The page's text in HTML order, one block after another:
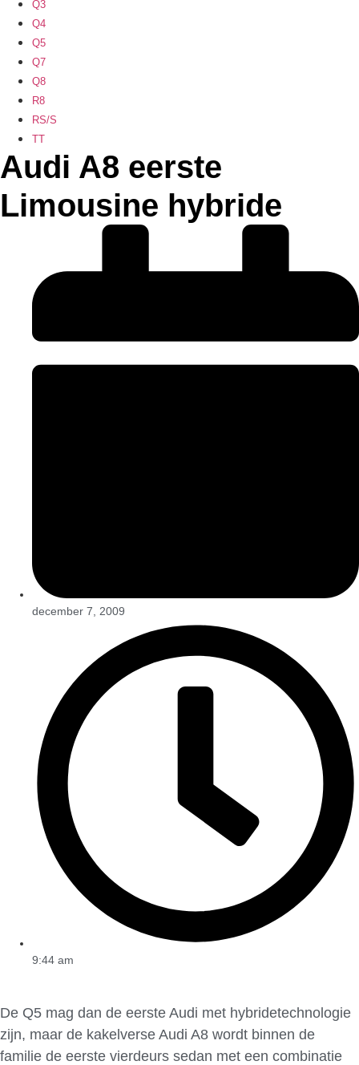
Q3
Q4
Q5
Q7
Q8
R8
RS/S
TT
Audi A8 eerste
Limousine hybride
december 7, 2009
9:44 am
De Q5 mag dan de eerste Audi met hybridetechnologie
zijn, maar de kakelverse Audi A8 wordt binnen de
familie de eerste vierdeurs sedan met een combinatie